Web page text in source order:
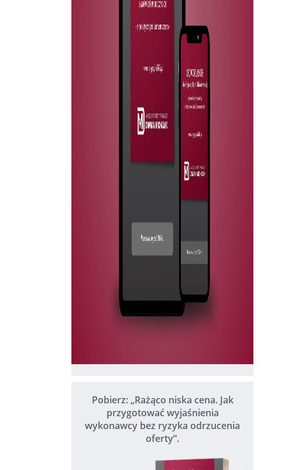
Pobierz: „Rażąco niska cena. Jak
przygotować wyjaśnienia
wykonawcy bez ryzyka odrzucenia
oferty”.